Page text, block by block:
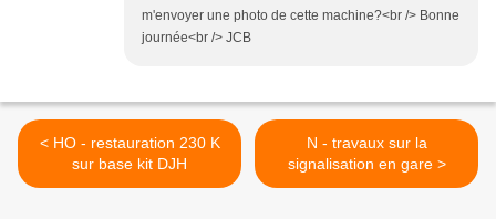
m'envoyer une photo de cette machine?<br /> Bonne
journée<br /> JCB
< HO - restauration 230 K
sur base kit DJH
N - travaux sur la
signalisation en gare >